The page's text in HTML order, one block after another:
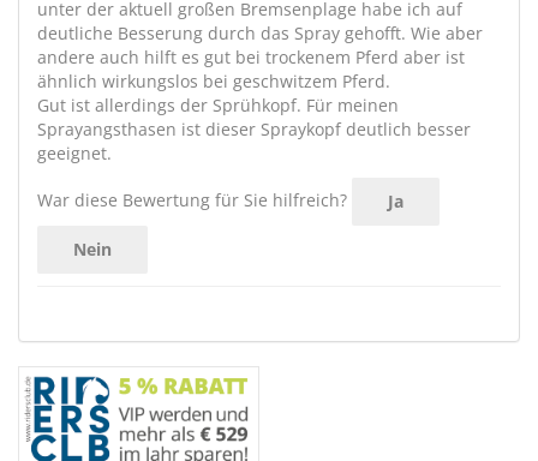
unter der aktuell großen Bremsenplage habe ich auf
deutliche Besserung durch das Spray gehofft. Wie aber
andere auch hilft es gut bei trockenem Pferd aber ist
ähnlich wirkungslos bei geschwitzem Pferd.
Gut ist allerdings der Sprühkopf. Für meinen
Sprayangsthasen ist dieser Spraykopf deutlich besser
geeignet.
War diese Bewertung für Sie hilfreich? Ja
Nein